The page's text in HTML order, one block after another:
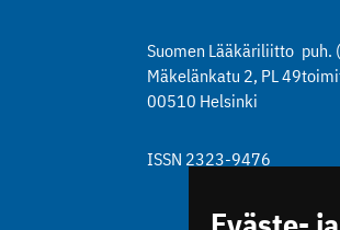
Suomen Lääkäriliitto
Mäkelänkatu 2, PL 49
00510 Helsinki
puh.
ISSN 2323-9476